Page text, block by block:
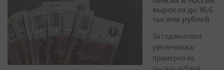
выросла до 16,6
тысячи рублей
За год выплата
увеличилась
примерно на